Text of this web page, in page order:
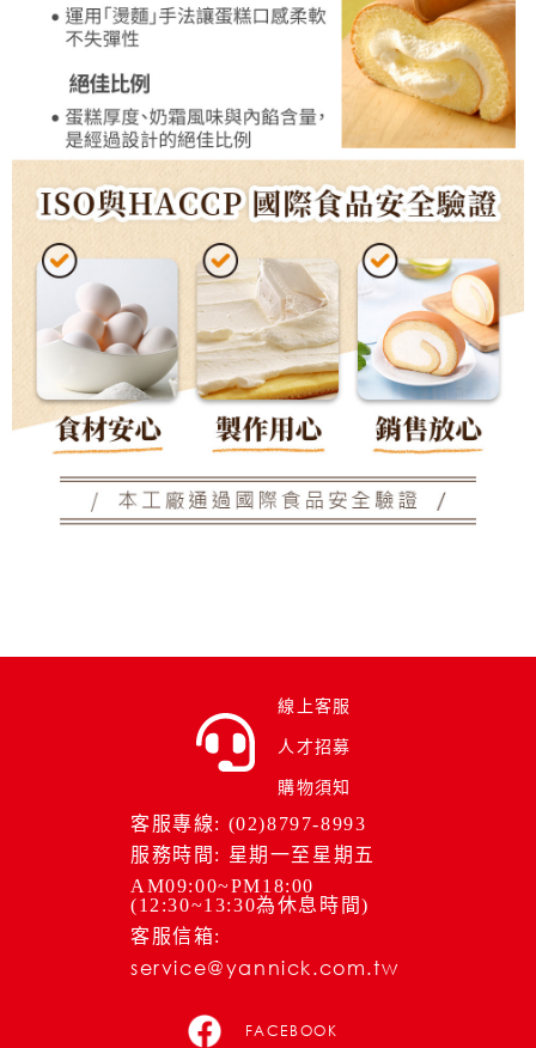
線上客服
人才招募
購物須知
客服專線: (02)8797-8993
服務時間: 星期一至星期五
AM09:00~PM18:00
(12:30~13:30為休息時間)
客服信箱:
service@yannick.com.tw
FACEBOOK